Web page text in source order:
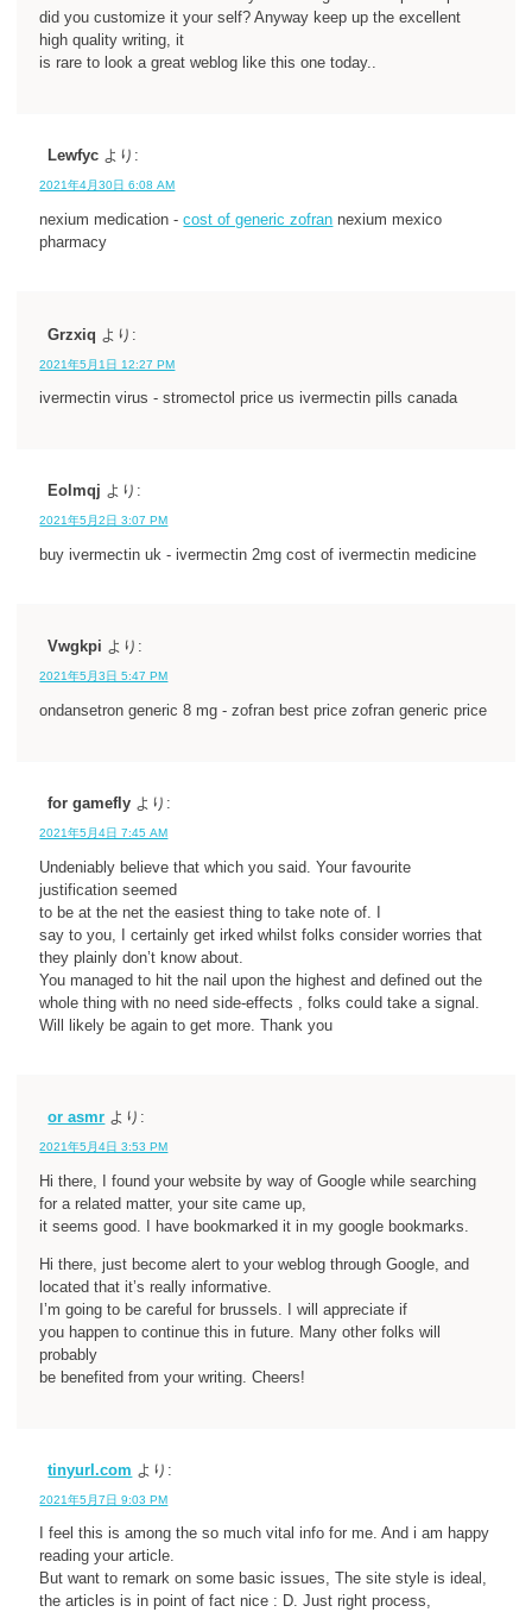
did you customize it your self? Anyway keep up the excellent
high quality writing, it
is rare to look a great weblog like this one today..
Lewfyc より:
2021年4月30日 6:08 AM
nexium medication -cost of generic zofran nexium mexico
pharmacy
Grzxiq より:
2021年5月1日 12:27 PM
ivermectin virus - stromectol price us ivermectin pills canada
Eolmqj より:
2021年5月2日 3:07 PM
buy ivermectin uk - ivermectin 2mg cost of ivermectin medicine
Vwgkpi より:
2021年5月3日 5:47 PM
ondansetron generic 8 mg - zofran best price zofran generic price
for gamefly より:
2021年5月4日 7:45 AM
Undeniably believe that which you said. Your favourite
justification seemed
to be at the net the easiest thing to take note of. I
say to you, I certainly get irked whilst folks consider worries that
they plainly don’t know about.
You managed to hit the nail upon the highest and defined out the
whole thing with no need side-effects , folks could take a signal.
Will likely be again to get more. Thank you
or asmr より:
2021年5月4日 3:53 PM
Hi there, I found your website by way of Google while searching
for a related matter, your site came up,
it seems good. I have bookmarked it in my google bookmarks.
Hi there, just become alert to your weblog through Google, and
located that it’s really informative.
I’m going to be careful for brussels. I will appreciate if
you happen to continue this in future. Many other folks will
probably
be benefited from your writing. Cheers!
tinyurl.com より:
2021年5月7日 9:03 PM
I feel this is among the so much vital info for me. And i am happy
reading your article.
But want to remark on some basic issues, The site style is ideal,
the articles is in point of fact nice : D. Just right process,